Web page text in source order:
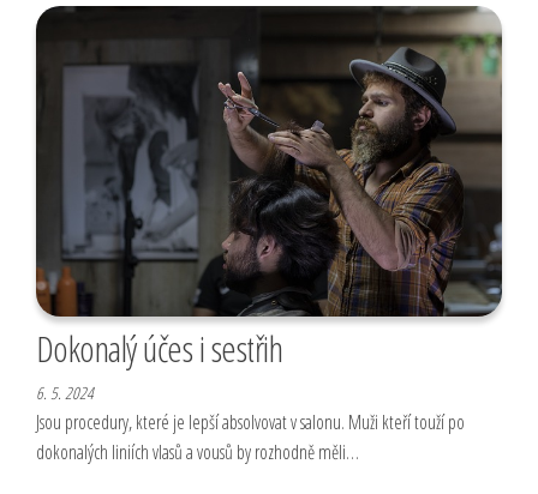
Dokonalý účes i sestřih
6. 5. 2024
Jsou procedury, které je lepší absolvovat v salonu. Muži kteří touží po
dokonalých liniích vlasů a vousů by rozhodně měli…